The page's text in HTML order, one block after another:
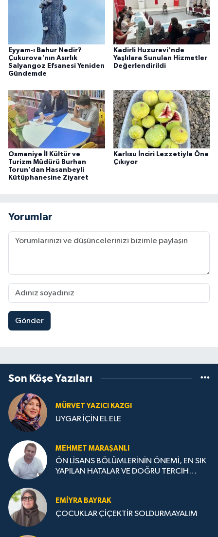
Eyyam-ı Bahur Nedir?
Çukurova'nın Asırlık
Salyangoz Efsanesi Yeniden
Gündemde
Kadirli Huzurevi'nde
Yaşlılara Sunulan Hizmetler
Değerlendirildi
Osmaniye İl Kültür ve
Turizm Müdürü Burhan
Torun'dan Hasanbeyli
Kütüphanesine Ziyaret
Karlısu İnciri Lezzetiyle Öne
Çıkıyor
Yorumlar
Gönder
Son Köşe Yazıları
MÜRVET YAZICI KAZGI
UYGAR İÇİN EL ELE
MEHMET MARAŞANLI
ÖN LİSANS BÖLÜMLERİNİN ÖNEMİ, EN SIK
YAPILAN HATALAR VE DOĞRU TERCİH
EMIYRA BAYRAK
ÇOCUKLAR ÇİÇEKTİR SOLDURMAYALIM